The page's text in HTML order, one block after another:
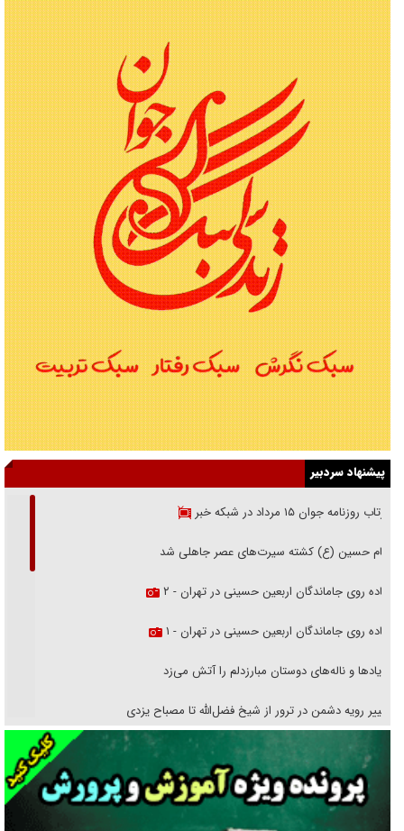
پیشنهاد سردبیر
بازتاب روزنامه جوان ۱۵ مرداد در شبکه خبر
امام حسین (ع) کشته سیرت‌های عصر جاهلی شد
پیاده روی جاماندگان اربعین حسینی در تهران - ۲
پیاده روی جاماندگان اربعین حسینی در تهران - ۱
فریاد‌ها و ناله‌های دوستان مبارزدلم را آتش می‌زد
تغییر رویه دشمن در ترور از شیخ فضل‌الله تا مصباح یزدی
خرید قسطی اولش خنده و آخرش گریه است!
فوتبال و آن «بالا»!